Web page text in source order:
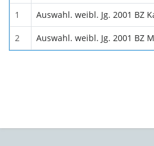
1 Auswahl. weibl. Jg. 2001 BZ
2 Auswahl. weibl. Jg. 2001 BZ